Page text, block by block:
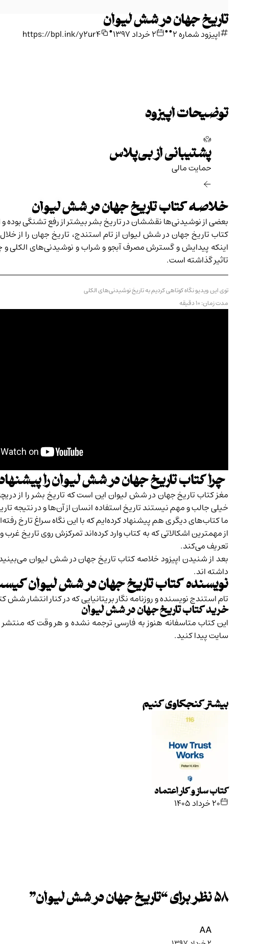
تاریخ جهان در شش لیوان
اپیزود شماره ۲ •
• ۲ خرداد ۱۳۹۷ •
https://bpl.ink/y2ur4
توضیحات اپیزود
پشتیبانی از بی‌پلاس
حمایت مالی‌
خلاصه کتاب تاریخ جهان در شش لیوان
بعضی از نوشیدنی‌ها نقششان در تاریخ بشر بیشتر از رفع تشنگی
کتاب تاریخ جهان در شش لیوان از تام استندج، تاریخ جهان را از
اینکه پیدایش و گسترش مصرف آبجو و شراب و نوشیدنی‌های الکلی
تاثیر گذاشته است.
توی این ویدیو نگاه کوتاهی کردیم به تاریخ نوشیدنی‌های الکلی
مدت زمان: ۱۰ دقیقه
چراکتاب تاریخ جهان در شش لیوان را
مغز کتاب تاریخ جهان در شش لیوان این است که تاریخ بشر را از
خیلی جالب و مهم نیستند تاریخ استفاده انسان از آن‌ها و در نتیجه
ما کتاب‌های دیگری هم پیشنهاد کرده‌ایم که با این نگاه سراغ تارخ
از مهمترین اشکالاتی که به کتاب وارد کرده‌اند تمرکزش روی تاریخ
تعریف می‌کند.
بعد از شنیدن اپیزود خلاصه کتاب تاریخ جهان در شش لیوان
داشته اند.
نویسندهکتاب تاریخ جهان در شش لیوان
تام استندج نویسنده و روزنامه نگار بریتانیایی که در کنار
خرید کتاب تاریخ جهان در شش لیوان
این کتاب متاسفانه هنوز به فارسی ترجمه نشده‌ و هر وقت که
سایت پیدا کنید.
بیشتر کنجکاوی کنیم
کتاب ساز و کار اعتماد
۲۰ خرداد ۱۴۰۵
۵۸ نظر برای “ تاریخ جهان در شش لیوان”
AA